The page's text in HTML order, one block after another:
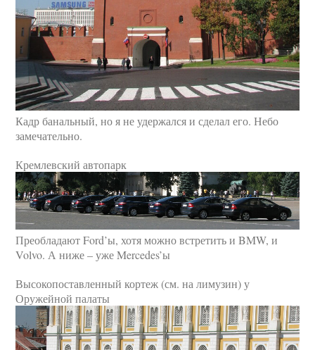
Кадр банальный, но я не удержался и сделал его. Небо
замечательно.
Кремлевский автопарк
Преобладают Ford’ы, хотя можно встретить и BMW, и
Volvo. А ниже – уже Mercedes’ы
Высокопоставленный кортеж (см. на лимузин) у
Оружейной палаты